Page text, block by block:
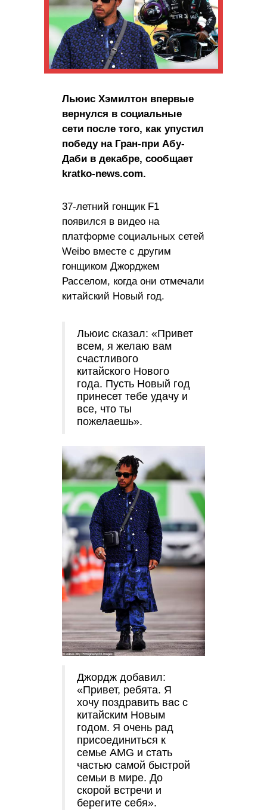
Льюис Хэмилтон впервые
вернулся в социальные
сети после того, как упустил
победу на Гран-при Абу-
Даби в декабре, сообщает
kratko-news.com.
37-летний гонщик F1
появился в видео на
платформе социальных сетей
Weibo вместе с другим
гонщиком Джорджем
Расселом, когда они отмечали
китайский Новый год.
Льюис сказал: «Привет
всем, я желаю вам
счастливого
китайского Нового
года. Пусть Новый год
принесет тебе удачу и
все, что ты
пожелаешь».
Джордж добавил:
«Привет, ребята. Я
хочу поздравить вас с
китайским Новым
годом. Я очень рад
присоединиться к
семье AMG и стать
частью самой быстрой
семьи в мире. До
скорой встречи и
берегите себя».